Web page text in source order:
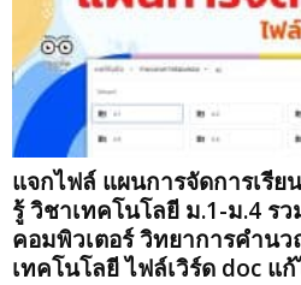
แจกไฟล์ แผนการจัดการเรีย
รู้ วิชาเทคโนโลยี ม.1-ม.4 ร
คอมพิวเตอร์ วิทยาการคำน
เทคโนโลยี ไฟล์เวิร์ด doc แ